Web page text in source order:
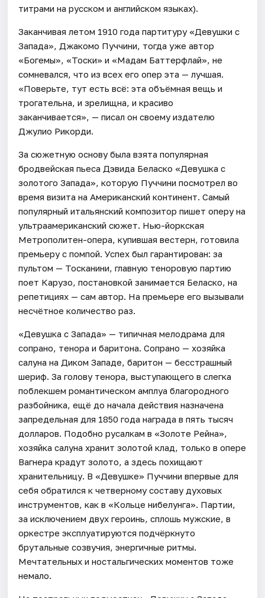
титрами на русском и английском языках).
Заканчивая летом 1910 года партитуру «Девушки с
Запада», Джакомо Пуччини, тогда уже автор
«Богемы», «Тоски» и «Мадам Баттерфлай», не
сомневался, что из всех его опер эта — лучшая.
«Поверьте, тут есть всё: эта объёмная вещь и
трогательна, и зрелищна, и красиво
заканчивается», — писал он своему издателю
Джулио Рикорди.
За сюжетную основу была взята популярная
бродвейская пьеса Дэвида Беласко «Девушка с
золотого Запада», которую Пуччини посмотрел во
время визита на Американский континент. Самый
популярный итальянский композитор пишет оперу на
ультраамериканский сюжет. Нью-йоркская
Метрополитен-опера, купившая вестерн, готовила
премьеру с помпой. Успех был гарантирован: за
пультом — Тосканини, главную теноровую партию
поет Карузо, постановкой занимается Беласко, на
репетициях — сам автор. На премьере его вызывали
несчётное количество раз.
«Девушка с Запада» — типичная мелодрама для
сопрано, тенора и баритона. Сопрано — хозяйка
салуна на Диком Западе, баритон — бесстрашный
шериф. За голову тенора, выступающего в слегка
поблекшем романтическом амплуа благородного
разбойника, ещё до начала действия назначена
запредельная для 1850 года награда в пять тысяч
долларов. Подобно русалкам в «Золоте Рейна»,
хозяйка салуна хранит золотой клад, только в опере
Вагнера крадут золото, а здесь похищают
хранительницу. В «Девушке» Пуччини впервые для
себя обратился к четверному составу духовых
инструментов, как в «Кольце нибелунга». Партии,
за исключением двух героинь, сплошь мужские, в
оркестре эксплуатируются подчёркнуто
брутальные созвучия, энергичные ритмы.
Мечтательных и ностальгических моментов тоже
немало.